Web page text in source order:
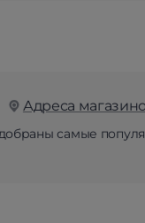
Адреса
самые